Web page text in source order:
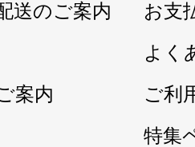
送のご案内
お支
よく
案内
ご利
特集